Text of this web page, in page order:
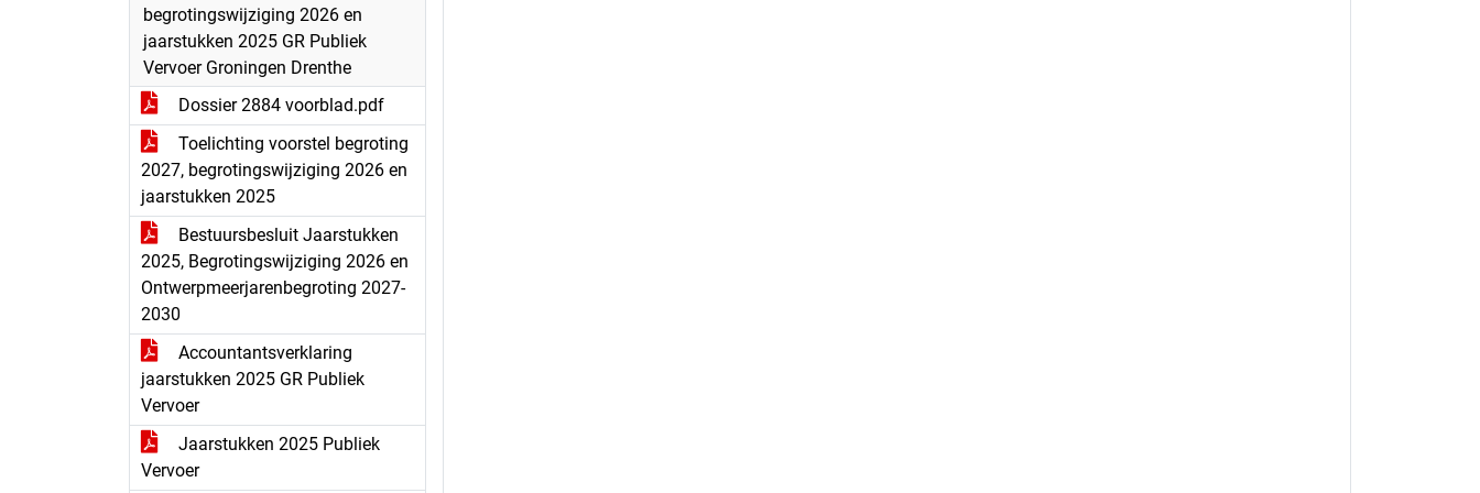
begrotingswijziging 2026 en
jaarstukken 2025 GR Publiek
Vervoer Groningen Drenthe
Dossier 2884 voorblad.pdf
Toelichting voorstel begroting
2027, begrotingswijziging 2026 en
jaarstukken 2025
Bestuursbesluit Jaarstukken
2025, Begrotingswijziging 2026 en
Ontwerpmeerjarenbegroting 2027-
2030
Accountantsverklaring
jaarstukken 2025 GR Publiek
Vervoer
Jaarstukken 2025 Publiek
Vervoer